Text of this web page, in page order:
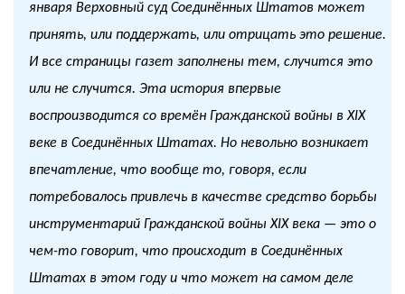
января Верховный суд Соединённых Штатов может
принять, или поддержать, или отрицать это решение.
И все страницы газет заполнены тем, случится это
или не случится. Эта история впервые
воспроизводится со времён Гражданской войны в XIX
веке в Соединённых Штатах. Но невольно возникает
впечатление, что вообще то, говоря, если
потребовалось привлечь в качестве средство борьбы
инструментарий Гражданской войны XIX века — это о
чем-то говорит, что происходит в Соединённых
Штатах в этом году и что может на самом деле